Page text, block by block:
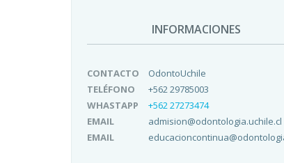
INFORMACIONES
CONTACTO
OdontoUchile
TELÉFONO
+562 29785003
WHASTAPP
+562 27273474
EMAIL
admision@odontologia.uchile.cl
EMAIL